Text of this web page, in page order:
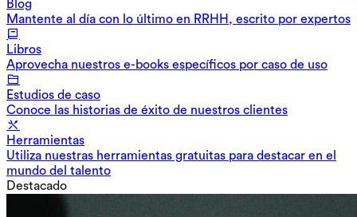
Blog
Mantente al día con lo último en RRHH, escrito por expertos
Libros
Aprovecha nuestros e-books específicos por caso de uso
Estudios de caso
Conoce las historias de éxito de nuestros clientes
Herramientas
Utiliza nuestras herramientas gratuitas para destacar en el
mundo del talento
Destacado